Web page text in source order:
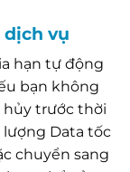
vụ
hạn tự động
bạn không
hủy trước thời
lượng Data tốc
chuyển sang